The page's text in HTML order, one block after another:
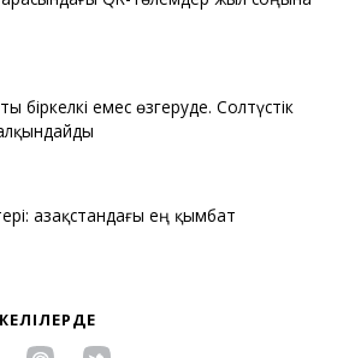
біркелкі емес өзгеруде. Солтүстік
Қазақстандағы ең қымбат